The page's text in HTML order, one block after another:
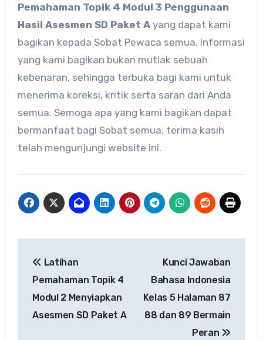
Pemahaman Topik 4 Modul 3 Penggunaan
Hasil Asesmen SD Paket Ayang dapat kami
bagikan kepada Sobat Pewaca semua. Informasi
yang kami bagikan bukan mutlak sebuah
kebenaran, sehingga terbuka bagi kami untuk
menerima koreksi, kritik serta saran dari Anda
semua. Semoga apa yang kami bagikan dapat
bermanfaat bagi Sobat semua, terima kasih
telah mengunjungi website ini.
pos
Latihan
Pemahaman Topik 4
Modul 2 Menyiapkan
Asesmen SD Paket A
Kunci Jawaban
Bahasa Indonesia
Kelas 5 Halaman 87
88 dan 89 Bermain
Peran